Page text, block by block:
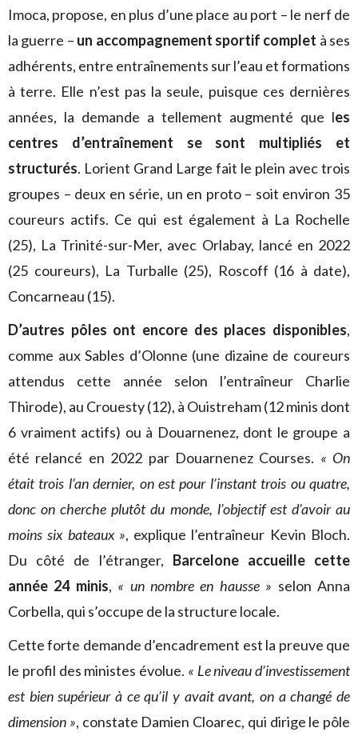
Imoca, propose, en plus d’une place au port – le nerf de
la guerre – un accompagnement sportif complet à ses
adhérents, entre entraînements sur l’eau et formations
à terre. Elle n’est pas la seule, puisque ces dernières
années, la demande a tellement augmenté que les
centres d’entraînement se sont multipliés et
structurés. Lorient Grand Large fait le plein avec trois
groupes – deux en série, un en proto – soit environ 35
coureurs actifs. Ce qui est également à La Rochelle
(25), La Trinité-sur-Mer, avec Orlabay, lancé en 2022
(25 coureurs), La Turballe (25), Roscoff (16 à date),
Concarneau (15).
D’autres pôles ont encore des places disponibles,
comme aux Sables d’Olonne (une dizaine de coureurs
attendus cette année selon l’entraîneur Charlie
Thirode), au Crouesty (12), à Ouistreham (12 minis dont
6 vraiment actifs) ou à Douarnenez, dont le groupe a
été relancé en 2022 par Douarnenez Courses. « On
était trois l’an dernier, on est pour l’instant trois ou quatre,
donc on cherche plutôt du monde, l’objectif est d’avoir au
moins six bateaux », explique l’entraîneur Kevin Bloch.
Du côté de l’étranger, Barcelone accueille cette
année 24 minis, « un nombre en hausse » selon Anna
Corbella, qui s’occupe de la structure locale.
Cette forte demande d’encadrement est la preuve que
le profil des ministes évolue. « Le niveau d’investissement
est bien supérieur à ce qu’il y avait avant, on a changé de
dimension », constate Damien Cloarec, qui dirige le pôle